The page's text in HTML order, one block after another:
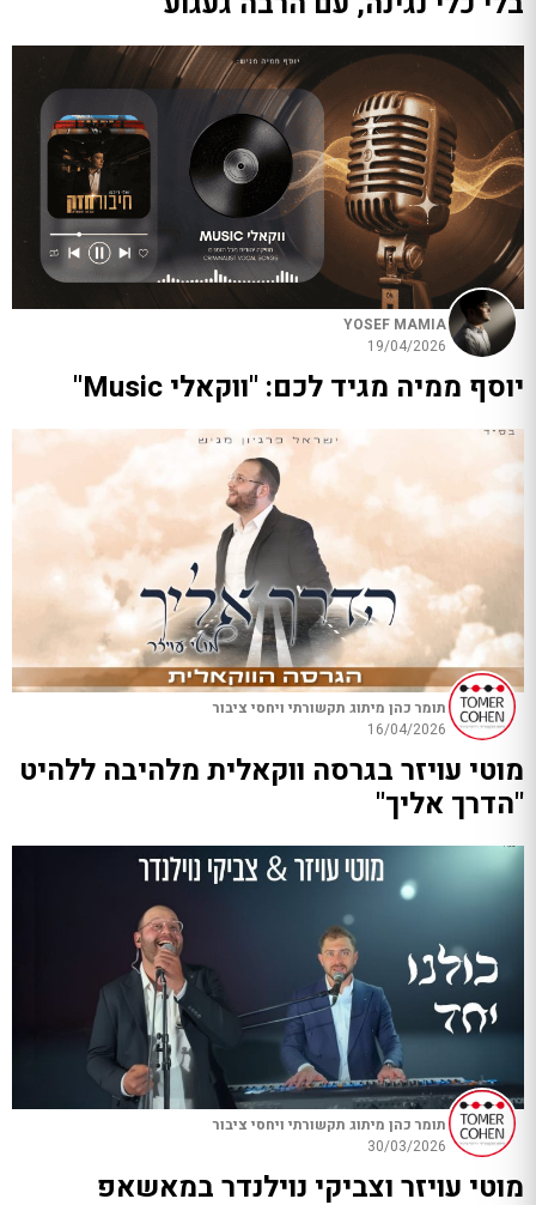
YOSEF MAMIA
19/04/2026
יוסף ממיה מגיד לכם: "ווקאלי Music"
תומר כהן מיתוג תקשורתי ויחסי ציבור
16/04/2026
מוטי עויזר בגרסה ווקאלית מלהיבה ללהיט
"הדרך אליך"
תומר כהן מיתוג תקשורתי ויחסי ציבור
30/03/2026
מוטי עויזר וצביקי נוילנדר במאשאפ